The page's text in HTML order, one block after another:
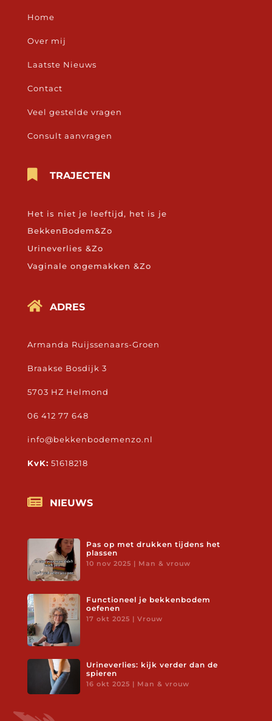
Home
Over mij
Laatste Nieuws
Contact
Veel gestelde vragen
Consult aanvragen
TRAJECTEN
Het is niet je leeftijd, het is je
BekkenBodem&Zo
Urineverlies &Zo
Vaginale ongemakken &Zo
 ADRES
Armanda Ruijssenaars-Groen
Braakse Bosdijk 3
5703 HZ Helmond
06 412 77 648
info@bekkenbodemenzo.nl
KvK: 51618218
 NIEUWS
Pas op met drukken tijdens het
plassen
10 nov 2025 | Man & vrouw
Functioneel je bekkenbodem
oefenen
17 okt 2025 | Vrouw
Urineverlies: kijk verder dan de
spieren
16 okt 2025 | Man & vrouw